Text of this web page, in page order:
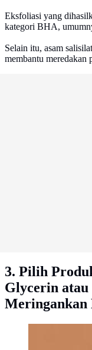
Eksfoliasi yang
kategori BHA,
Selain itu, asam
membantu meredakan
3. Pilih
Glycerin